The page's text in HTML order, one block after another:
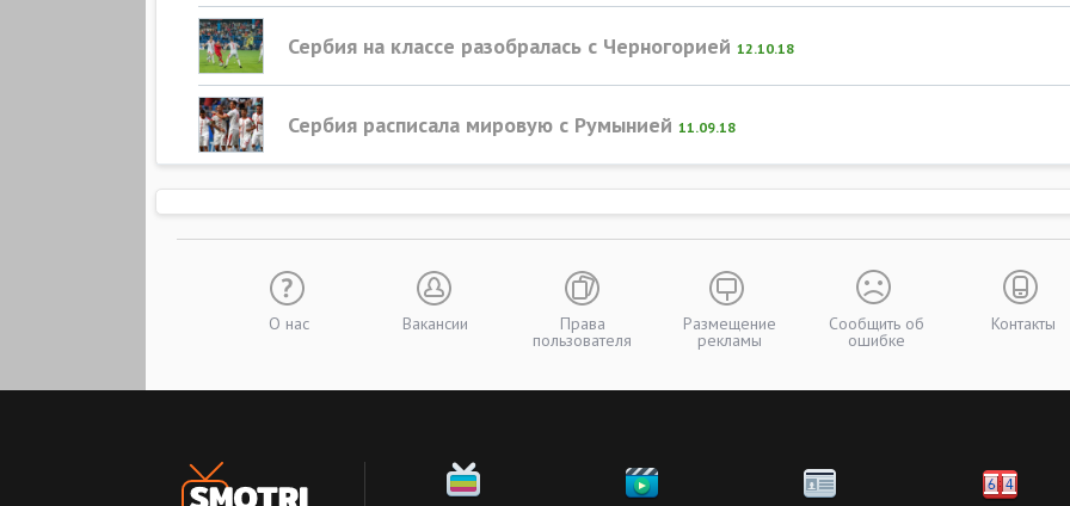
Сербия на классе разобралась с Черногорией 12.10.18
Сербия расписала мировую с Румынией 11.09.18
О нас Вакансии Права
пользователя
Размещение
рекламы
Сообщить об
ошибке
Контакты